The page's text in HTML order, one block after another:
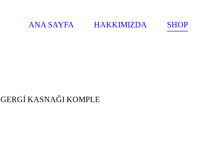
ANA SAYFA HAKKIMIZDA SHOP
GERGİ KASNAĞI KOMPLE